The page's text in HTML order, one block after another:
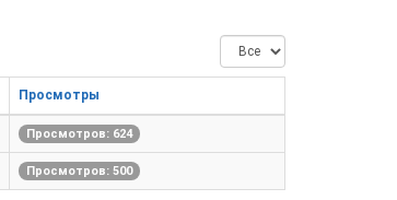
Кол-
во
строк:
Просмотры
Просмотров: 624
Просмотров: 500